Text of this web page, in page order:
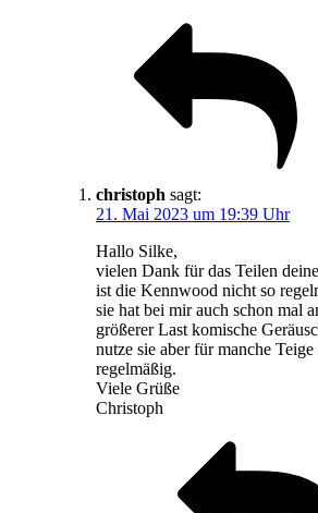
christoph sagt:
21. Mai 2023 um 19:39 Uhr
Hallo Silke,
vielen Dank für das Teilen
ist die Kennwood nicht so
sie hat bei mir auch schon mal
größerer Last komische
nutze sie aber für manche
regelmäßig.
Viele Grüße
Christoph